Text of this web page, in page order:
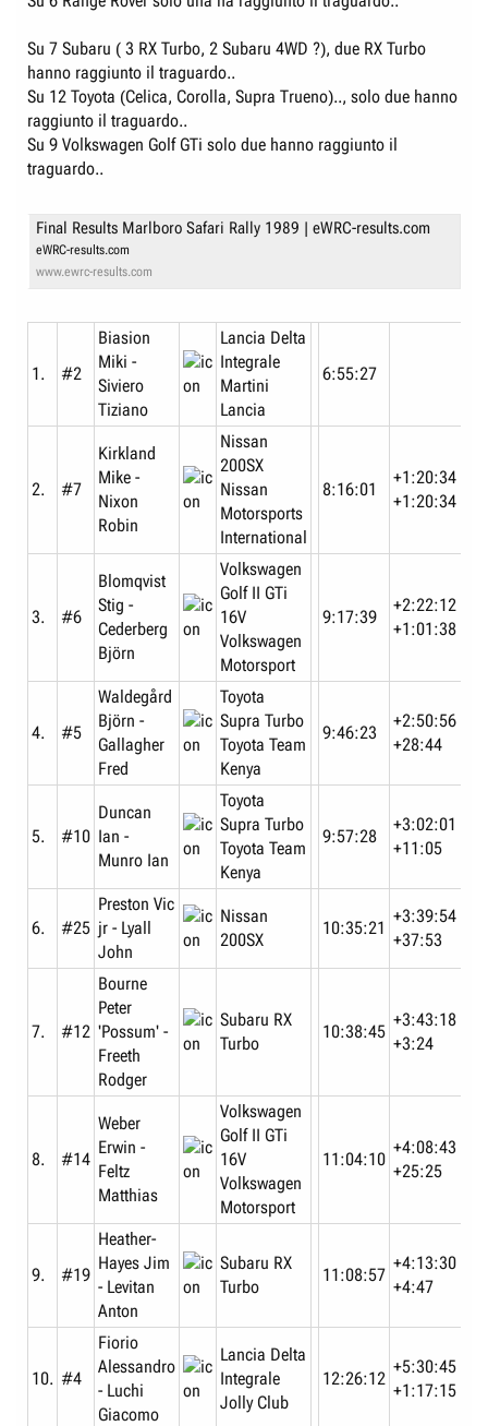
Su 7 Subaru ( 3 RX Turbo, 2 Subaru 4WD ?), due RX Turbo
hanno raggiunto il traguardo..
Su 12 Toyota (Celica, Corolla, Supra Trueno).., solo due hanno
raggiunto il traguardo..
Su 9 Volkswagen Golf GTi solo due hanno raggiunto il
traguardo..
Final Results Marlboro Safari Rally 1989 | eWRC-results.com
eWRC-results.com
www.ewrc-results.com
1. #2
Biasion
Miki -
Siviero
Tiziano
Lancia Delta
Integrale
Martini
Lancia
6:55:27
2. #7
Kirkland
Mike -
Nixon
Robin
Nissan
200SX
Nissan
Motorsports
International
8:16:01
+1:20:34
+1:20:34
3. #6
Blomqvist
Stig -
Cederberg
Björn
Volkswagen
Golf II GTi
16V
Volkswagen
Motorsport
9:17:39
+2:22:12
+1:01:38
4. #5
Waldegård
Björn -
Gallagher
Fred
Toyota
Supra Turbo
Toyota Team
Kenya
9:46:23
+2:50:56
+28:44
5. #10
Duncan
Ian -
Munro Ian
Toyota
Supra Turbo
Toyota Team
Kenya
9:57:28
+3:02:01
+11:05
6. #25
Preston Vic
jr - Lyall
John
Nissan
200SX
10:35:21
+3:39:54
+37:53
7. #12
Bourne
Peter
'Possum' -
Freeth
Rodger
Subaru RX
Turbo
10:38:45
+3:43:18
+3:24
8. #14
Weber
Erwin -
Feltz
Matthias
Volkswagen
Golf II GTi
16V
Volkswagen
Motorsport
11:04:10
+4:08:43
+25:25
9. #19
Heather-
Hayes Jim
- Levitan
Anton
Subaru RX
Turbo
11:08:57
+4:13:30
+4:47
10. #4
Fiorio
Alessandro
- Luchi
Giacomo
Lancia Delta
Integrale
Jolly Club
12:26:12
+5:30:45
+1:17:15